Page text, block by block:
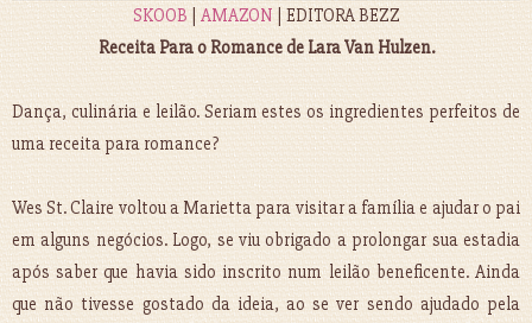
SKOOB | AMAZON | EDITORA BEZZ
Receita Para o Romance de Lara Van Hulzen.
Dança, culinária e leilão. Seriam estes os ingredientes perfeitos de
uma receita para romance?
Wes St. Claire voltou a Marietta para visitar a família e ajudar o pai
em alguns negócios. Logo, se viu obrigado a prolongar sua estadia
após saber que havia sido inscrito num leilão beneficente. Ainda
que não tivesse gostado da ideia, ao se ver sendo ajudado pela